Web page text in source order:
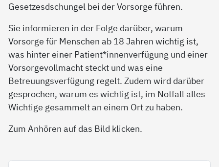
Gesetzesdschungel bei der Vorsorge führen.
Sie informieren in der Folge darüber, warum
Vorsorge für Menschen ab 18 Jahren wichtig ist,
was hinter einer Patient*innenverfügung und einer
Vorsorgevollmacht steckt und was eine
Betreuungsverfügung regelt. Zudem wird darüber
gesprochen, warum es wichtig ist, im Notfall alles
Wichtige gesammelt an einem Ort zu haben.
Zum Anhören auf das Bild klicken.